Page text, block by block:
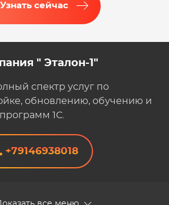
Узнать сейчас
" Эталон-1"
спектр услуг по
обновлению, обучению и
1С.
+79146938018